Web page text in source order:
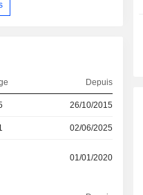
Depuis
26/10/2015
02/06/2025
01/01/2020